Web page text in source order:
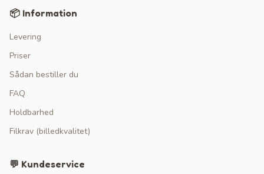
📦 Information
Levering
Priser
Sådan bestiller du
FAQ
Holdbarhed
Filkrav (billedkvalitet)
💬 Kundeservice